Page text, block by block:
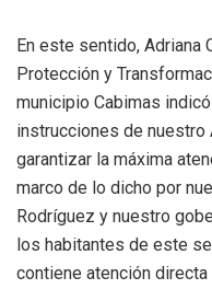
En este sentido, Adriana
Protección y
municipio Cabimas
instrucciones de nuestro
garantizar la máxima
marco de lo dicho por
Rodríguez y nuestro
los habitantes de este
contiene atención